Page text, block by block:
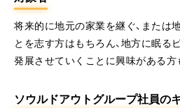
将来的に地元の家業を継ぐ、または
とを志す方はもちろん、地方に眠る
発展させていくことに興味がある方
ソウルドアウトグループ社員の